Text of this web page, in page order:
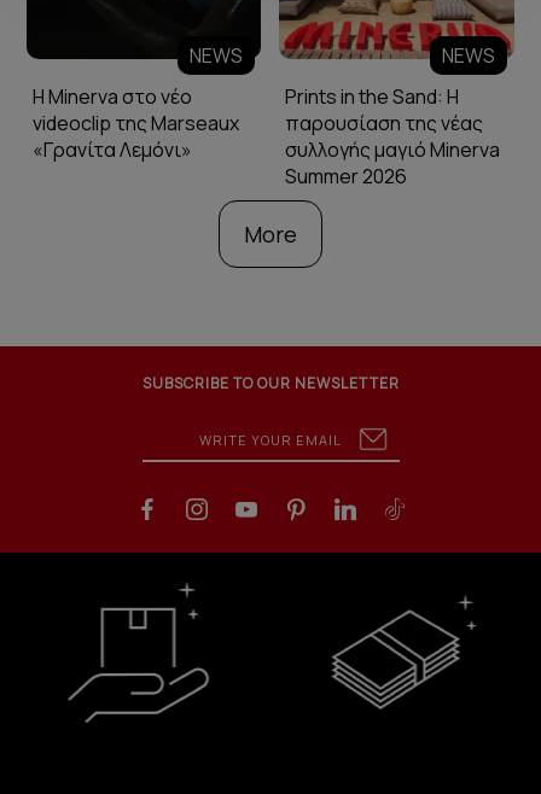
NEWS
Η Minerva στο νέο
videoclip της Marseaux
«Γρανίτα Λεμόνι»
NEWS
Prints in the Sand: Η
παρουσίαση της νέας
συλλογής μαγιό Minerva
Summer 2026
More
SUBSCRIBE TO OUR NEWSLETTER